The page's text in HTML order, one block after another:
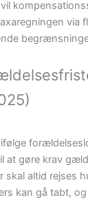
via
ifølge
at gøre krav
skal altid rejses
kan gå tabt,